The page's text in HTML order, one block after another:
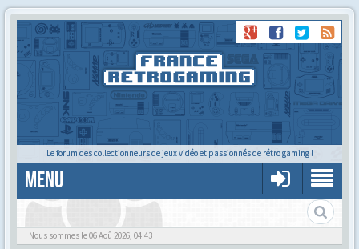
Le forum des collectionneurs de jeux vidéo et passionnés de rétro gaming !
MENU
Tu cherches quelqu'un ?
Nous sommes le 06 Aoû 2026, 04:43